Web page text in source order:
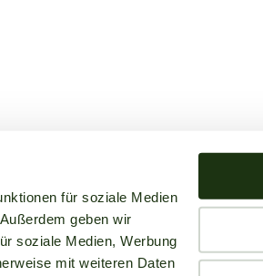
für soziale Medien
geben wir
soziale Medien, Werbung
mit weiteren Daten